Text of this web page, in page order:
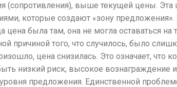
(сопротивления), выше текущей цены. Эта
которые создают «зону
цена была там, она не могла оставаться на
причиной того, что случилось, было
цена снизилась. Это означает, что
низкий риск, высокое вознаграждение
предложения. Единственной